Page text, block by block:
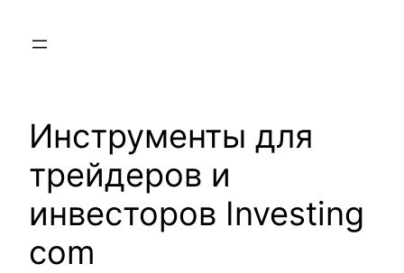
Инструменты для
трейдеров и
инвесторов Investing
com